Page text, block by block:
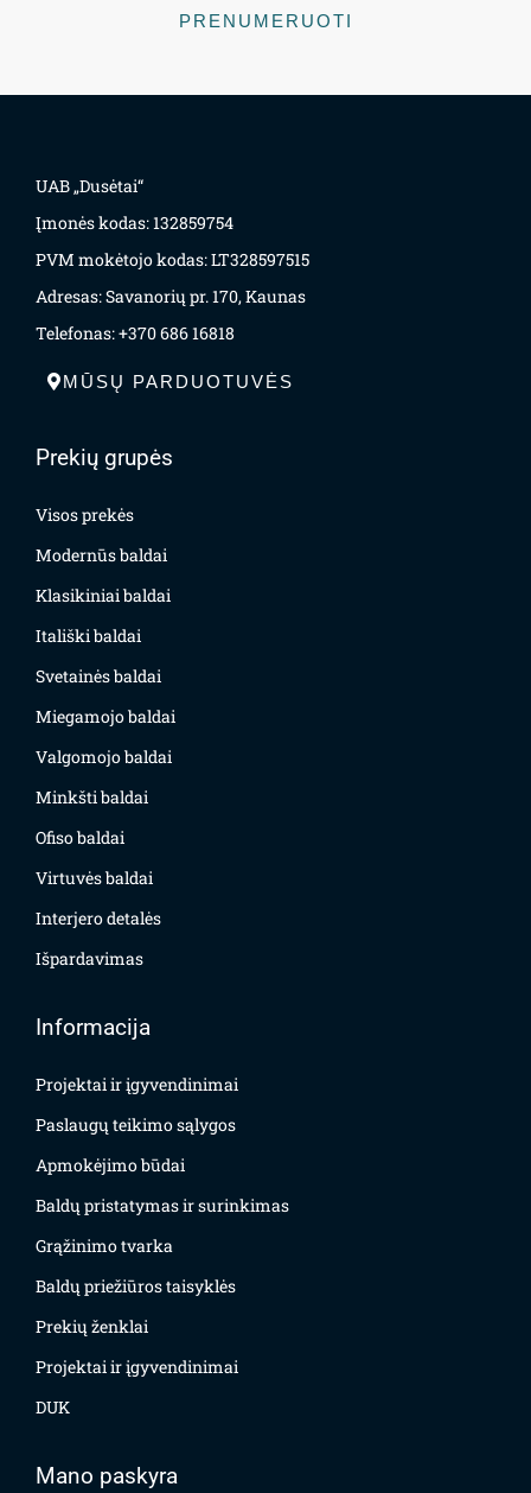
PRENUMERUOTI
UAB „Dusėtai“
Įmonės kodas: 132859754
PVM mokėtojo kodas: LT328597515
Adresas: Savanorių pr. 170, Kaunas
Telefonas: +370 686 16818
MŪSŲ PARDUOTUVĖS
Prekių grupės
Visos prekės
Modernūs baldai
Klasikiniai baldai
Itališki baldai
Svetainės baldai
Miegamojo baldai
Valgomojo baldai
Minkšti baldai
Ofiso baldai
Virtuvės baldai
Interjero detalės
Išpardavimas
Informacija
Projektai ir įgyvendinimai
Paslaugų teikimo sąlygos
Apmokėjimo būdai
Baldų pristatymas ir surinkimas
Grąžinimo tvarka
Baldų priežiūros taisyklės
Prekių ženklai
Projektai ir įgyvendinimai
DUK
Mano paskyra